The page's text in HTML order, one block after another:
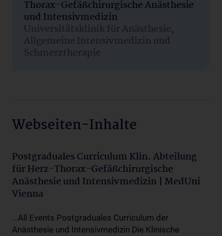
Thorax-Gefäßchirurgische Anästhesie
und Intensivmedizin
Universitätsklinik für Anästhesie,
Allgemeine Intensivmedizin und
Schmerztherapie
Webseiten-Inhalte
Postgraduales Curriculum Klin. Abteilung
für Herz-Thorax-Gefäßchirurgische
Anästhesie und Intensivmedizin | MedUni
Vienna
...All Events Postgraduales Curriculum der
Anästhesie und Intensivmedizin Die Klinische